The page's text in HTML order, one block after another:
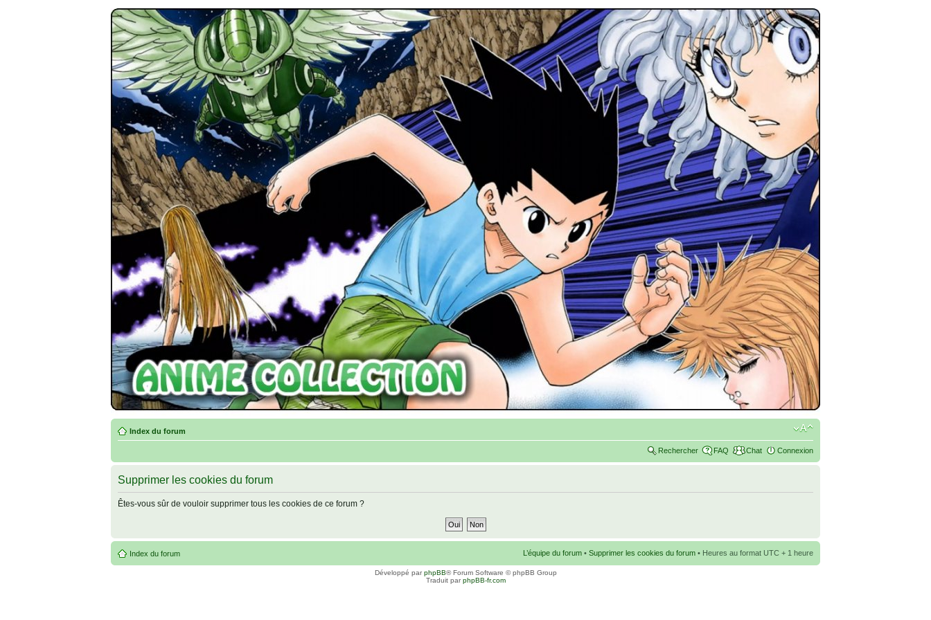
Index du forum
Rechercher FAQ Chat Connexion
Supprimer les cookies du forum
Êtes-vous sûr de vouloir supprimer tous les cookies de ce forum ?
Index du forum L’équipe du forum • Supprimer les cookies du forum • Heures au format UTC + 1 heure
Développé parphpBB® Forum Software © phpBB Group
Traduit parphpBB-fr.com